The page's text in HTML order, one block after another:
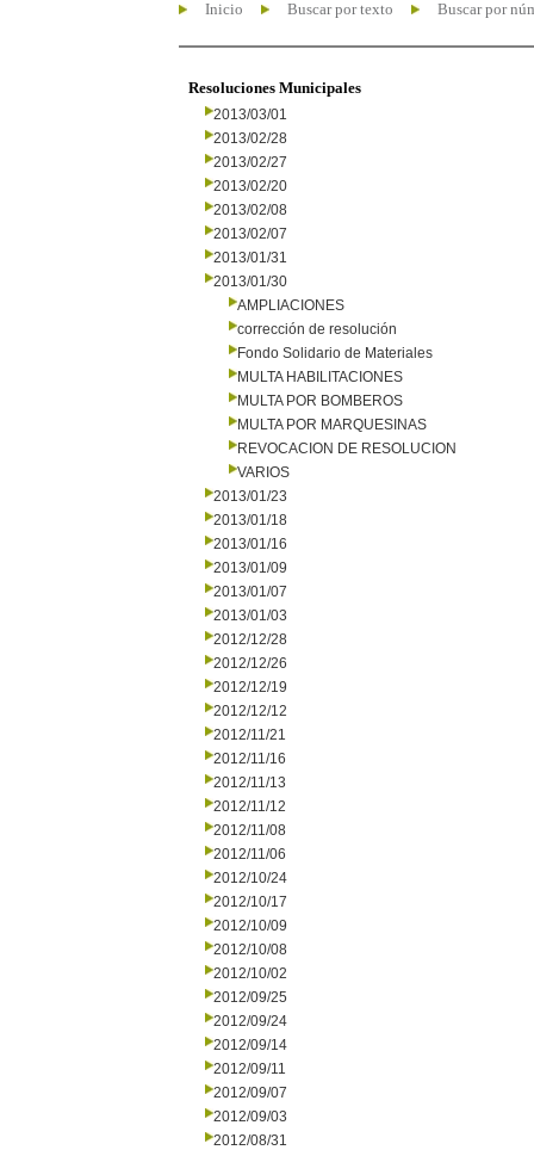
Inicio Buscar por texto Buscar por
Resoluciones Municipales
2013/03/01
2013/02/28
2013/02/27
2013/02/20
2013/02/08
2013/02/07
2013/01/31
2013/01/30
AMPLIACIONES
corrección de resolución
Fondo Solidario de Materiales
MULTA HABILITACIONES
MULTA POR BOMBEROS
MULTA POR MARQUESINAS
REVOCACION DE RESOLUCION
VARIOS
2013/01/23
2013/01/18
2013/01/16
2013/01/09
2013/01/07
2013/01/03
2012/12/28
2012/12/26
2012/12/19
2012/12/12
2012/11/21
2012/11/16
2012/11/13
2012/11/12
2012/11/08
2012/11/06
2012/10/24
2012/10/17
2012/10/09
2012/10/08
2012/10/02
2012/09/25
2012/09/24
2012/09/14
2012/09/11
2012/09/07
2012/09/03
2012/08/31